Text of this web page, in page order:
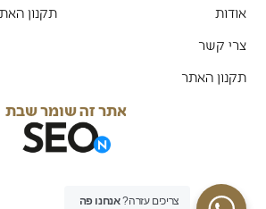
אודות
צרי קשר
תקנון האתר
תקנון האתר
אתר זה שומר שבת
צריכים עזרה?אנחנו פה